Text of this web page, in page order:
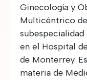
Ginecología y
Multicéntrico de
en el Hospital
de Monterrey.
materia de